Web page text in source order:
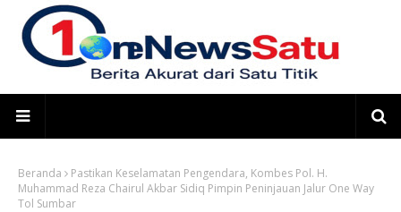
Beranda
Pastikan Keselamatan Pengendara, Kombes Pol. H.
Muhammad Reza Chairul Akbar Sidiq Pimpin Peninjauan Jalur One Way
Tol Sumbar